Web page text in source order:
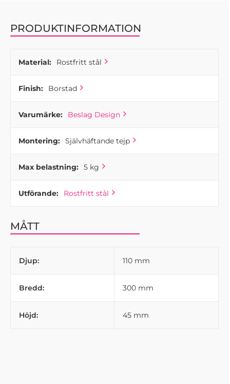
PRODUKTINFORMATION
Material: Rostfritt stål
Finish: Borstad
Varumärke: Beslag Design
Montering: Självhäftande tejp
Max belastning: 5 kg
Utförande: Rostfritt stål
MÅTT
Djup: 110 mm
Bredd: 300 mm
Höjd: 45 mm